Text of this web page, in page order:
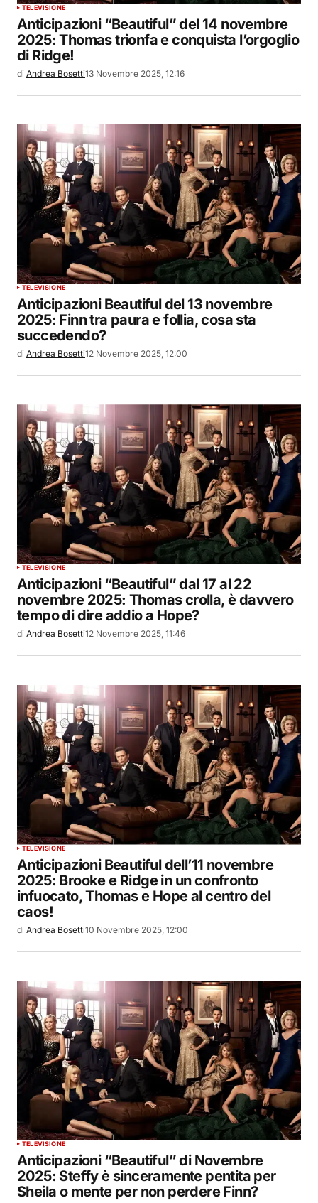
TELEVISIONE
Anticipazioni “Beautiful” del 14 novembre
2025: Thomas trionfa e conquista l’orgoglio
di Ridge!
di Andrea Bosetti13 Novembre 2025, 12:16
TELEVISIONE
Anticipazioni Beautiful del 13 novembre
2025: Finn tra paura e follia, cosa sta
succedendo?
di Andrea Bosetti12 Novembre 2025, 12:00
TELEVISIONE
Anticipazioni “Beautiful” dal 17 al 22
novembre 2025: Thomas crolla, è davvero
tempo di dire addio a Hope?
di Andrea Bosetti12 Novembre 2025, 11:46
TELEVISIONE
Anticipazioni Beautiful dell’11 novembre
2025: Brooke e Ridge in un confronto
infuocato, Thomas e Hope al centro del
caos!
di Andrea Bosetti10 Novembre 2025, 12:00
TELEVISIONE
Anticipazioni “Beautiful” di Novembre
2025: Steffy è sinceramente pentita per
Sheila o mente per non perdere Finn?